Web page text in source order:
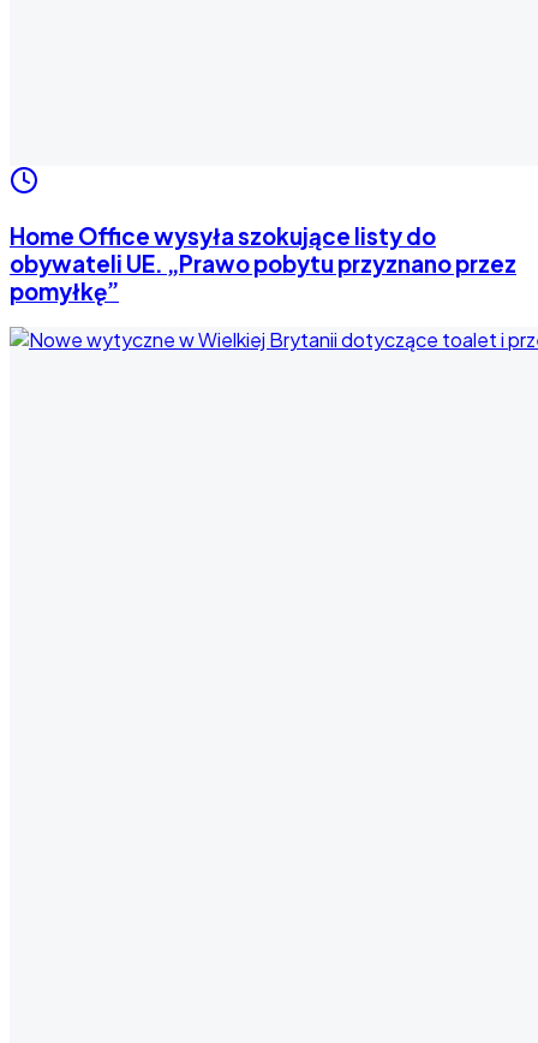
Home Office wysyła szokujące listy do
obywateli UE. „Prawo pobytu przyznano przez
pomyłkę”